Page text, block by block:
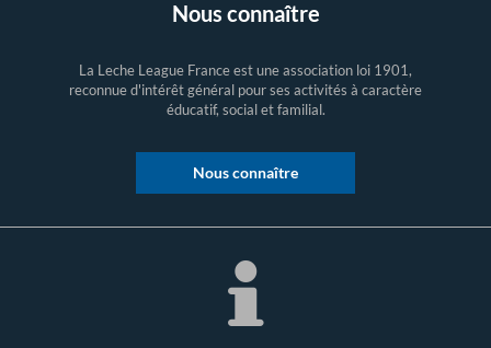
Nous connaître
La Leche League France est une association loi 1901,
reconnue d'intérêt général pour ses activités à caractère
éducatif, social et familial.
Nous connaître